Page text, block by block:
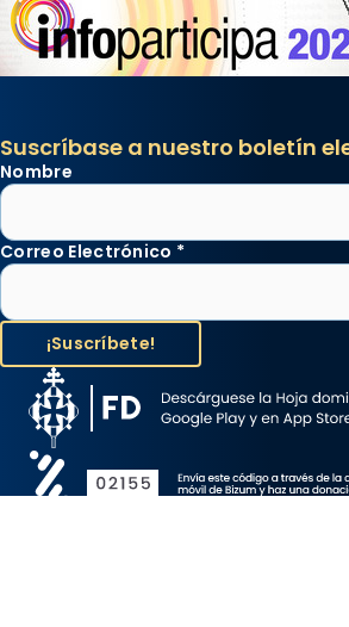
Suscríbase a nuestro boletín
Nombre
Correo Electrónico *